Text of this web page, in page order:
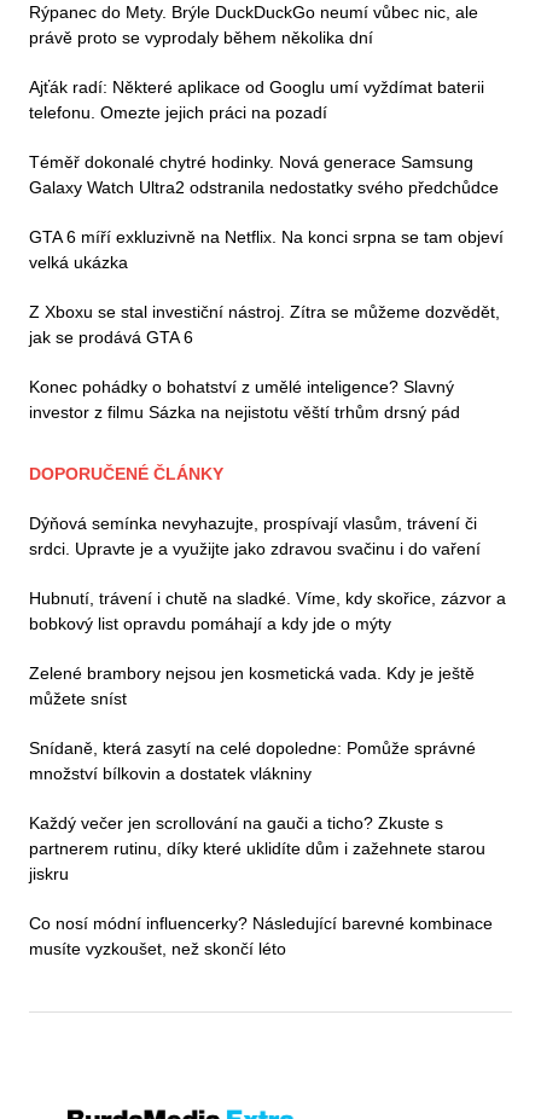
Rýpanec do Mety. Brýle DuckDuckGo neumí vůbec nic, ale
právě proto se vyprodaly během několika dní
Ajťák radí: Některé aplikace od Googlu umí vyždímat baterii
telefonu. Omezte jejich práci na pozadí
Téměř dokonalé chytré hodinky. Nová generace Samsung
Galaxy Watch Ultra2 odstranila nedostatky svého předchůdce
GTA 6 míří exkluzivně na Netflix. Na konci srpna se tam objeví
velká ukázka
Z Xboxu se stal investiční nástroj. Zítra se můžeme dozvědět,
jak se prodává GTA 6
Konec pohádky o bohatství z umělé inteligence? Slavný
investor z filmu Sázka na nejistotu věští trhům drsný pád
DOPORUČENÉ ČLÁNKY
Dýňová semínka nevyhazujte, prospívají vlasům, trávení či
srdci. Upravte je a využijte jako zdravou svačinu i do vaření
Hubnutí, trávení i chutě na sladké. Víme, kdy skořice, zázvor a
bobkový list opravdu pomáhají a kdy jde o mýty
Zelené brambory nejsou jen kosmetická vada. Kdy je ještě
můžete sníst
Snídaně, která zasytí na celé dopoledne: Pomůže správné
množství bílkovin a dostatek vlákniny
Každý večer jen scrollování na gauči a ticho? Zkuste s
partnerem rutinu, díky které uklidíte dům i zažehnete starou
jiskru
Co nosí módní influencerky? Následující barevné kombinace
musíte vyzkoušet, než skončí léto